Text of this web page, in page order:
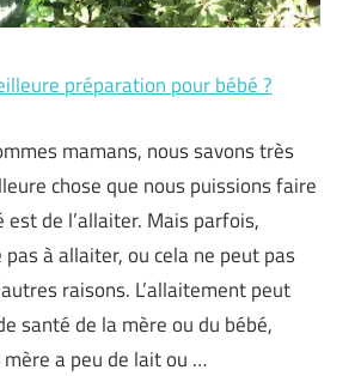
préparation pour bébé ?
mamans, nous savons très
chose que nous puissions faire
est de l’allaiter. Mais parfois,
pas à allaiter, ou cela ne peut pas
raisons. L’allaitement peut
santé de la mère ou du bébé,
a peu de lait ou …